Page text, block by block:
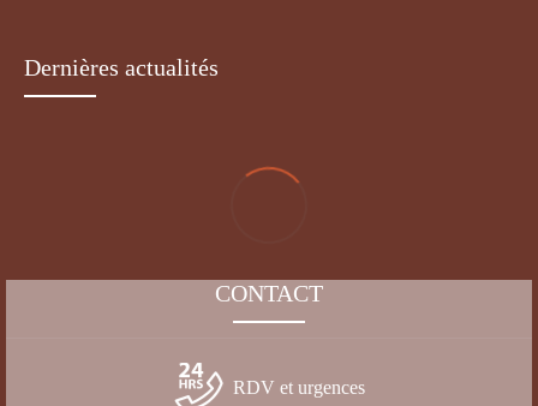
Dernières actualités
CONTACT
RDV et urgences